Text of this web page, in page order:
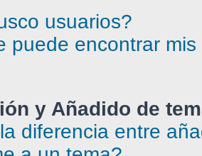
usuarios?
puede encontrar
y Añadido de
diferencia entre